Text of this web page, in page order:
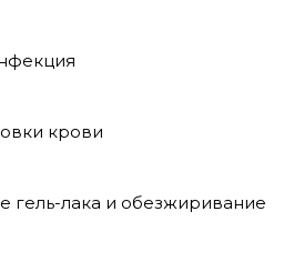
крови
гель-лака и обезжиривание